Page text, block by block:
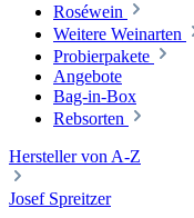
Roséwein
Weitere Weinarten
Probierpakete
Angebote
Bag-in-Box
Rebsorten
Hersteller von A-Z
Josef Spreitzer